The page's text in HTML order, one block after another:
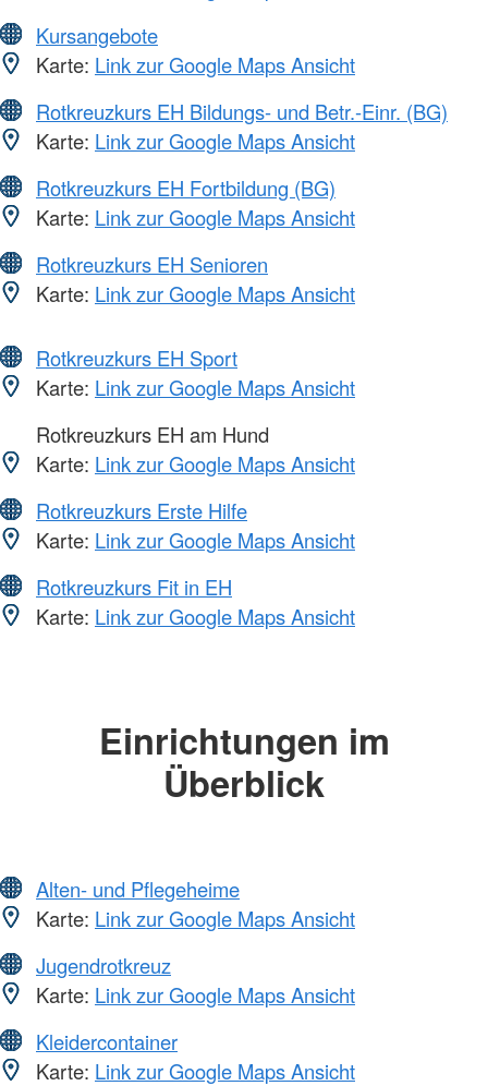
Kursangebote
Karte: Link zur Google Maps Ansicht
Rotkreuzkurs EH Bildungs- und Betr.-Einr. (BG)
Karte: Link zur Google Maps Ansicht
Rotkreuzkurs EH Fortbildung (BG)
Karte: Link zur Google Maps Ansicht
Rotkreuzkurs EH Senioren
Karte: Link zur Google Maps Ansicht
Rotkreuzkurs EH Sport
Karte: Link zur Google Maps Ansicht
Rotkreuzkurs EH am Hund
Karte: Link zur Google Maps Ansicht
Rotkreuzkurs Erste Hilfe
Karte: Link zur Google Maps Ansicht
Rotkreuzkurs Fit in EH
Karte: Link zur Google Maps Ansicht
Einrichtungen im
Überblick
Alten- und Pflegeheime
Karte: Link zur Google Maps Ansicht
Jugendrotkreuz
Karte: Link zur Google Maps Ansicht
Kleidercontainer
Karte: Link zur Google Maps Ansicht